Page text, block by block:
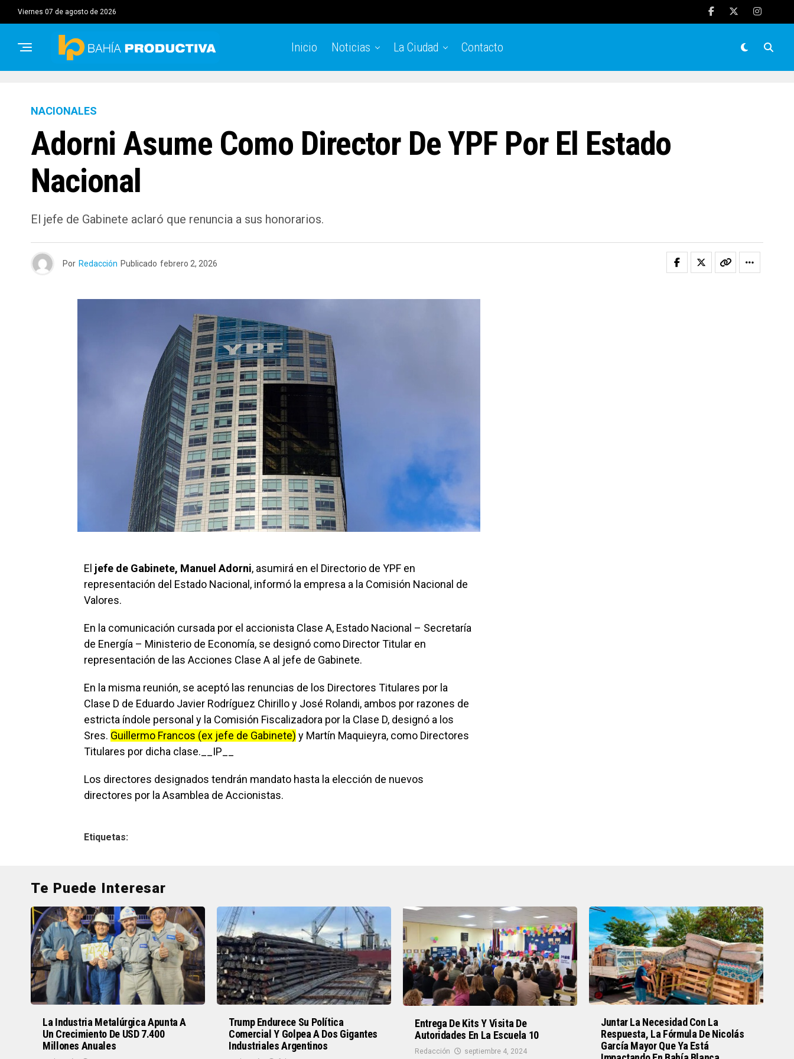
viernes 07 de agosto de 2026
Inicio Noticias La Ciudad Contacto
NACIONALES
Adorni Asume Como Director De YPF Por El Estado
Nacional
El jefe de Gabinete aclaró que renuncia a sus honorarios.
Por Redacción Publicado febrero 2, 2026
El jefe de Gabinete, Manuel Adorni, asumirá en el Directorio de YPF en
representación del Estado Nacional, informó la empresa a la Comisión Nacional de
Valores.
En la comunicación cursada por el accionista Clase A, Estado Nacional – Secretaría
de Energía – Ministerio de Economía, se designó como Director Titular en
representación de las Acciones Clase A al jefe de Gabinete.
En la misma reunión, se aceptó las renuncias de los Directores Titulares por la
Clase D de Eduardo Javier Rodríguez Chirillo y José Rolandi, ambos por razones de
estricta índole personal y la Comisión Fiscalizadora por la Clase D, designó a los
Sres. Guillermo Francos (ex jefe de Gabinete) y Martín Maquieyra, como Directores
Titulares por dicha clase.__IP__
Los directores designados tendrán mandato hasta la elección de nuevos
directores por la Asamblea de Accionistas.
Etiquetas:
Te Puede Interesar
La Industria Metalúrgica Apunta A
Un Crecimiento De USD 7.400
Millones Anuales
Trump Endurece Su Política
Comercial Y Golpea A Dos Gigantes
Industriales Argentinos
Entrega De Kits Y Visita De
Autoridades En La Escuela 10
Redacción septiembre 4, 2024
Juntar La Necesidad Con La
Respuesta, La Fórmula De Nicolás
García Mayor Que Ya Está